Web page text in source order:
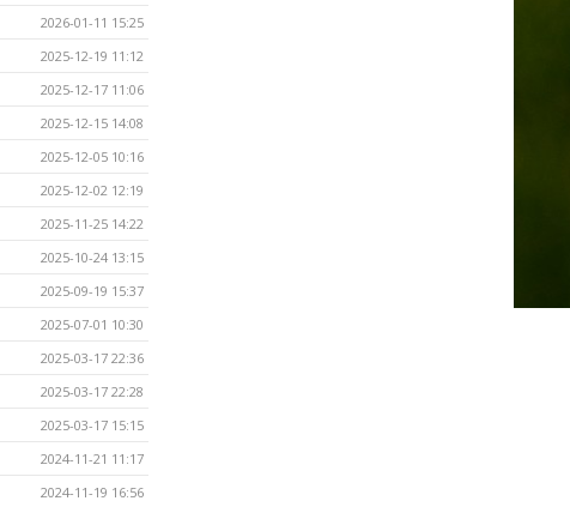
2026-01-11 15:25
2025-12-19 11:12
2025-12-17 11:06
2025-12-15 14:08
2025-12-05 10:16
2025-12-02 12:19
2025-11-25 14:22
2025-10-24 13:15
2025-09-19 15:37
2025-07-01 10:30
2025-03-17 22:36
2025-03-17 22:28
2025-03-17 15:15
2024-11-21 11:17
2024-11-19 16:56